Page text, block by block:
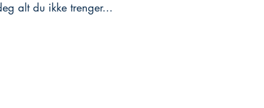
alt du ikke trenger...